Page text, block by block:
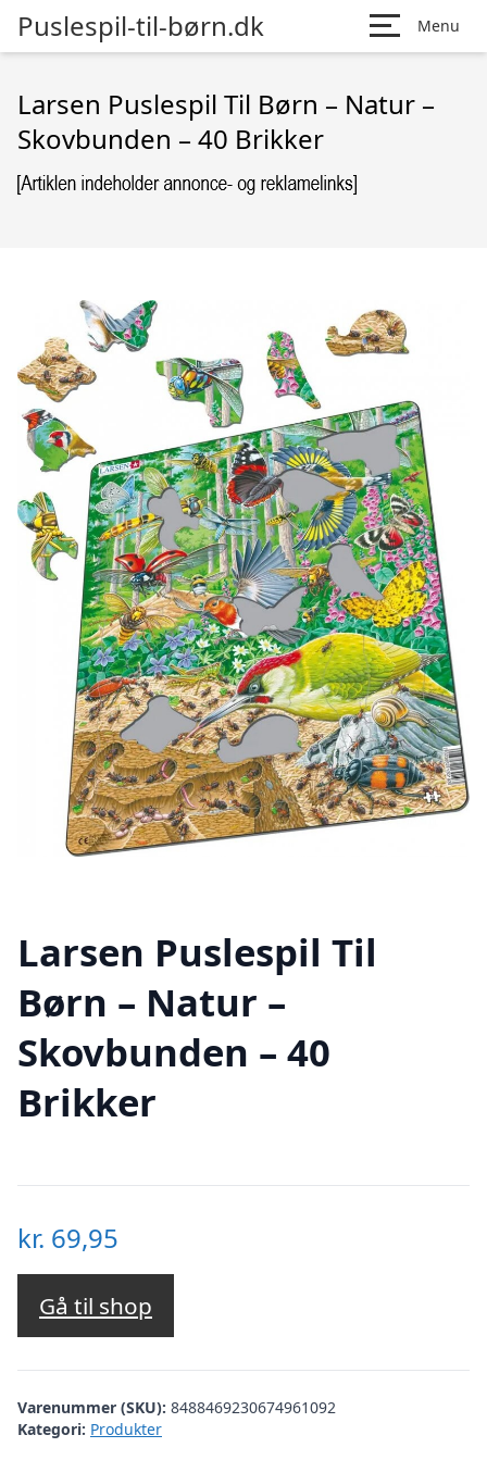
Puslespil-til-børn.dk Menu
Larsen Puslespil Til Børn – Natur –
Skovbunden – 40 Brikker
Larsen Puslespil Til
Børn – Natur –
Skovbunden – 40
Brikker
kr. 69,95
Gå til shop
Varenummer (SKU): 8488469230674961092
Kategori: Produkter